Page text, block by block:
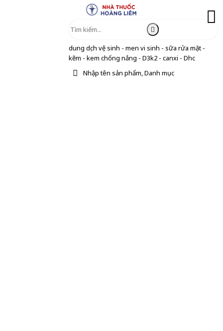
dung dịch vệ sinh - men vi sinh - sữa rửa mặt -
kẽm - kem chống nắng - D3k2 - canxi - Dhc
Nhập tên sản phẩm, Danh mục